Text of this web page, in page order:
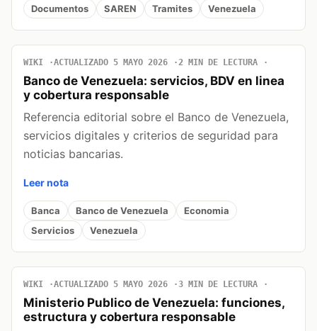
Documentos SAREN Tramites Venezuela
WIKI ACTUALIZADO 5 MAYO 2026 2 MIN DE LECTURA
Banco de Venezuela: servicios, BDV en linea
y cobertura responsable
Referencia editorial sobre el Banco de Venezuela,
servicios digitales y criterios de seguridad para
noticias bancarias.
Leer nota
Banca Banco de Venezuela
Economia
Servicios
Venezuela
WIKI ACTUALIZADO 5 MAYO 2026 3 MIN DE LECTURA
Ministerio Publico de Venezuela: funciones,
estructura y cobertura responsable